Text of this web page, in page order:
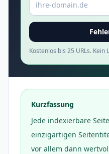
Kostenlos bis 25 URLs.
Kurzfassung
Jede indexierbare
einzigartigen
vor allem dann